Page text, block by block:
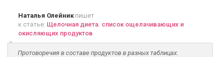
Наталья Олейникпишет
к статье: Щелочная диета. список ощелачивающих и
окисляющих продуктов
Протоворечия в составе продуктов в разных таблицах.